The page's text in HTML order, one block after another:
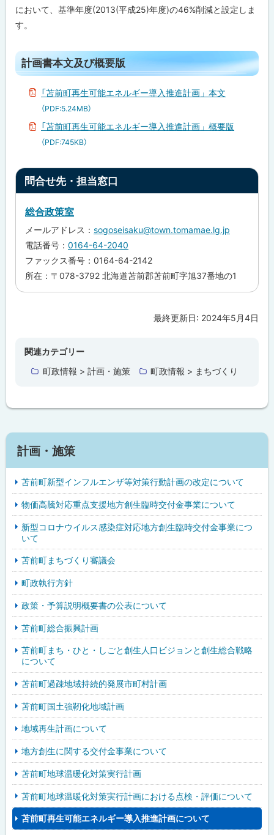
窓
口
において、基準年度(2013(平成25)年度)の46%削減と設定しま
す。
ト
ッ
計画書本文及び概要版
「苫前町再生可能エネルギー導入推進計画」本文
（PDF:5.24MB）
「苫前町再生可能エネルギー導入推進計画」概要版
（PDF:745KB）
ト
問合せ先・担当窓口
総合政策室
メールアドレス： sogoseisaku@town.tomamae.lg.jp
電話番号： 0164-64-2040
ファックス番号：0164-64-2142
所在：〒078-3792 北海道苫前郡苫前町字旭37番地の1
最終更新日: 2024年5月4日
関連カテゴリー
町政情報 > 計画・施策
町政情報 > まちづくり
計画・施策
苫前町新型インフルエンザ等対策行動計画の改定について
物価高騰対応重点支援地方創生臨時交付金事業について
新型コロナウイルス感染症対応地方創生臨時交付金事業につ
いて
苫前町まちづくり審議会
町政執行方針
政策・予算説明概要書の公表について
苫前町総合振興計画
苫前町まち・ひと・しごと創生人口ビジョンと創生総合戦略
について
苫前町過疎地域持続的発展市町村計画
苫前町国土強靭化地域計画
地域再生計画について
地方創生に関する交付金事業について
苫前町地球温暖化対策実行計画
苫前町地球温暖化対策実行計画における点検・評価について
苫前町再生可能エネルギー導入推進計画について